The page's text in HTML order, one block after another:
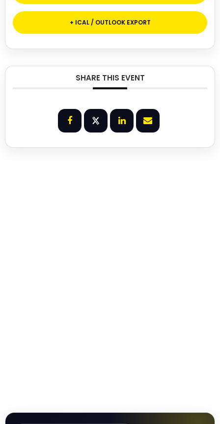
+ ICAL / OUTLOOK EXPORT
SHARE THIS EVENT